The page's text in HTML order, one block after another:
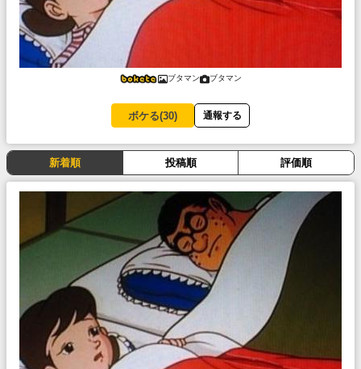
ブタマン ブタマン
ボケる(30) 通報する
新着順 投稿順 評価順